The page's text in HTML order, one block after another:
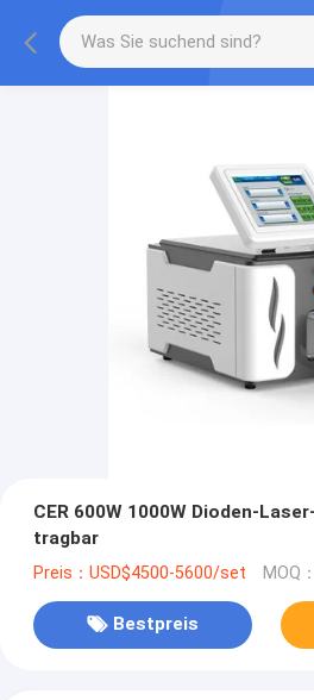
CER 600W 1000W Dioden-
tragbar
Preis：USD$4500-5600/set MOQ
Bestpreis